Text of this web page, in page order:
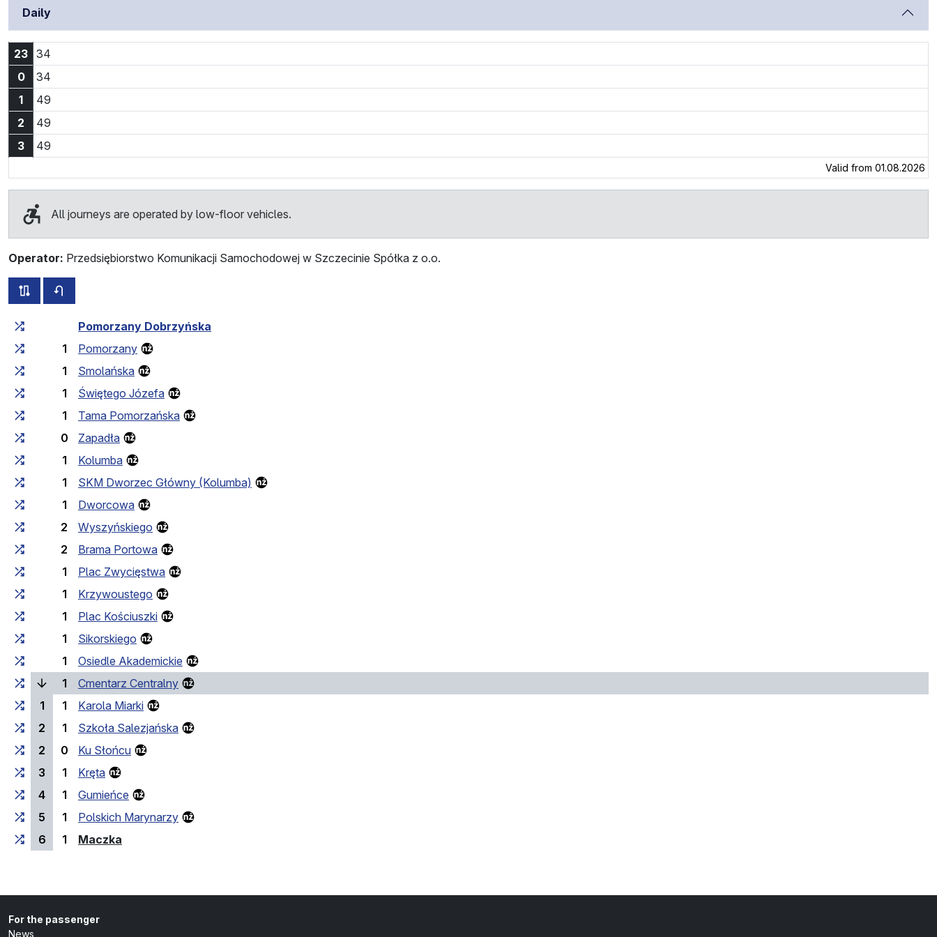
Daily
23 34
0
34
1
49
2
49
3
49
Valid from 01.08.2026
All journeys are operated by low-floor vehicles.
Operator: Przedsiębiorstwo Komunikacji Samochodowej w Szczecinie Spółka z o.o.
all routes of this line
Cumulative travel time Travel time between stops
Pomorzany Dobrzyńska
1
Pomorzany
1
Smolańska
1
Świętego Józefa
1
Tama Pomorzańska
0
Zapadła
1
Kolumba
1
SKM Dworzec Główny (Kolumba)
1
Dworcowa
2
Wyszyńskiego
2
Brama Portowa
1
Plac Zwycięstwa
1
Krzywoustego
1
Plac Kościuszki
1
Sikorskiego
1
Osiedle Akademickie
1
Cmentarz Centralny
1
1
Karola Miarki
2
1
Szkoła Salezjańska
2
0
Ku Słońcu
3
1
Kręta
4
1
Gumieńce
5
1
Polskich Marynarzy
6
1 Maczka
For the passenger
News